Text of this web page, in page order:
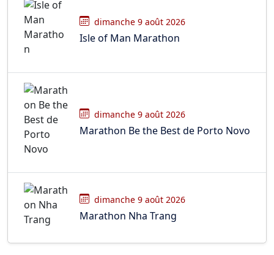
dimanche 9 août 2026
Isle of Man Marathon
dimanche 9 août 2026
Marathon Be the Best de Porto Novo
dimanche 9 août 2026
Marathon Nha Trang